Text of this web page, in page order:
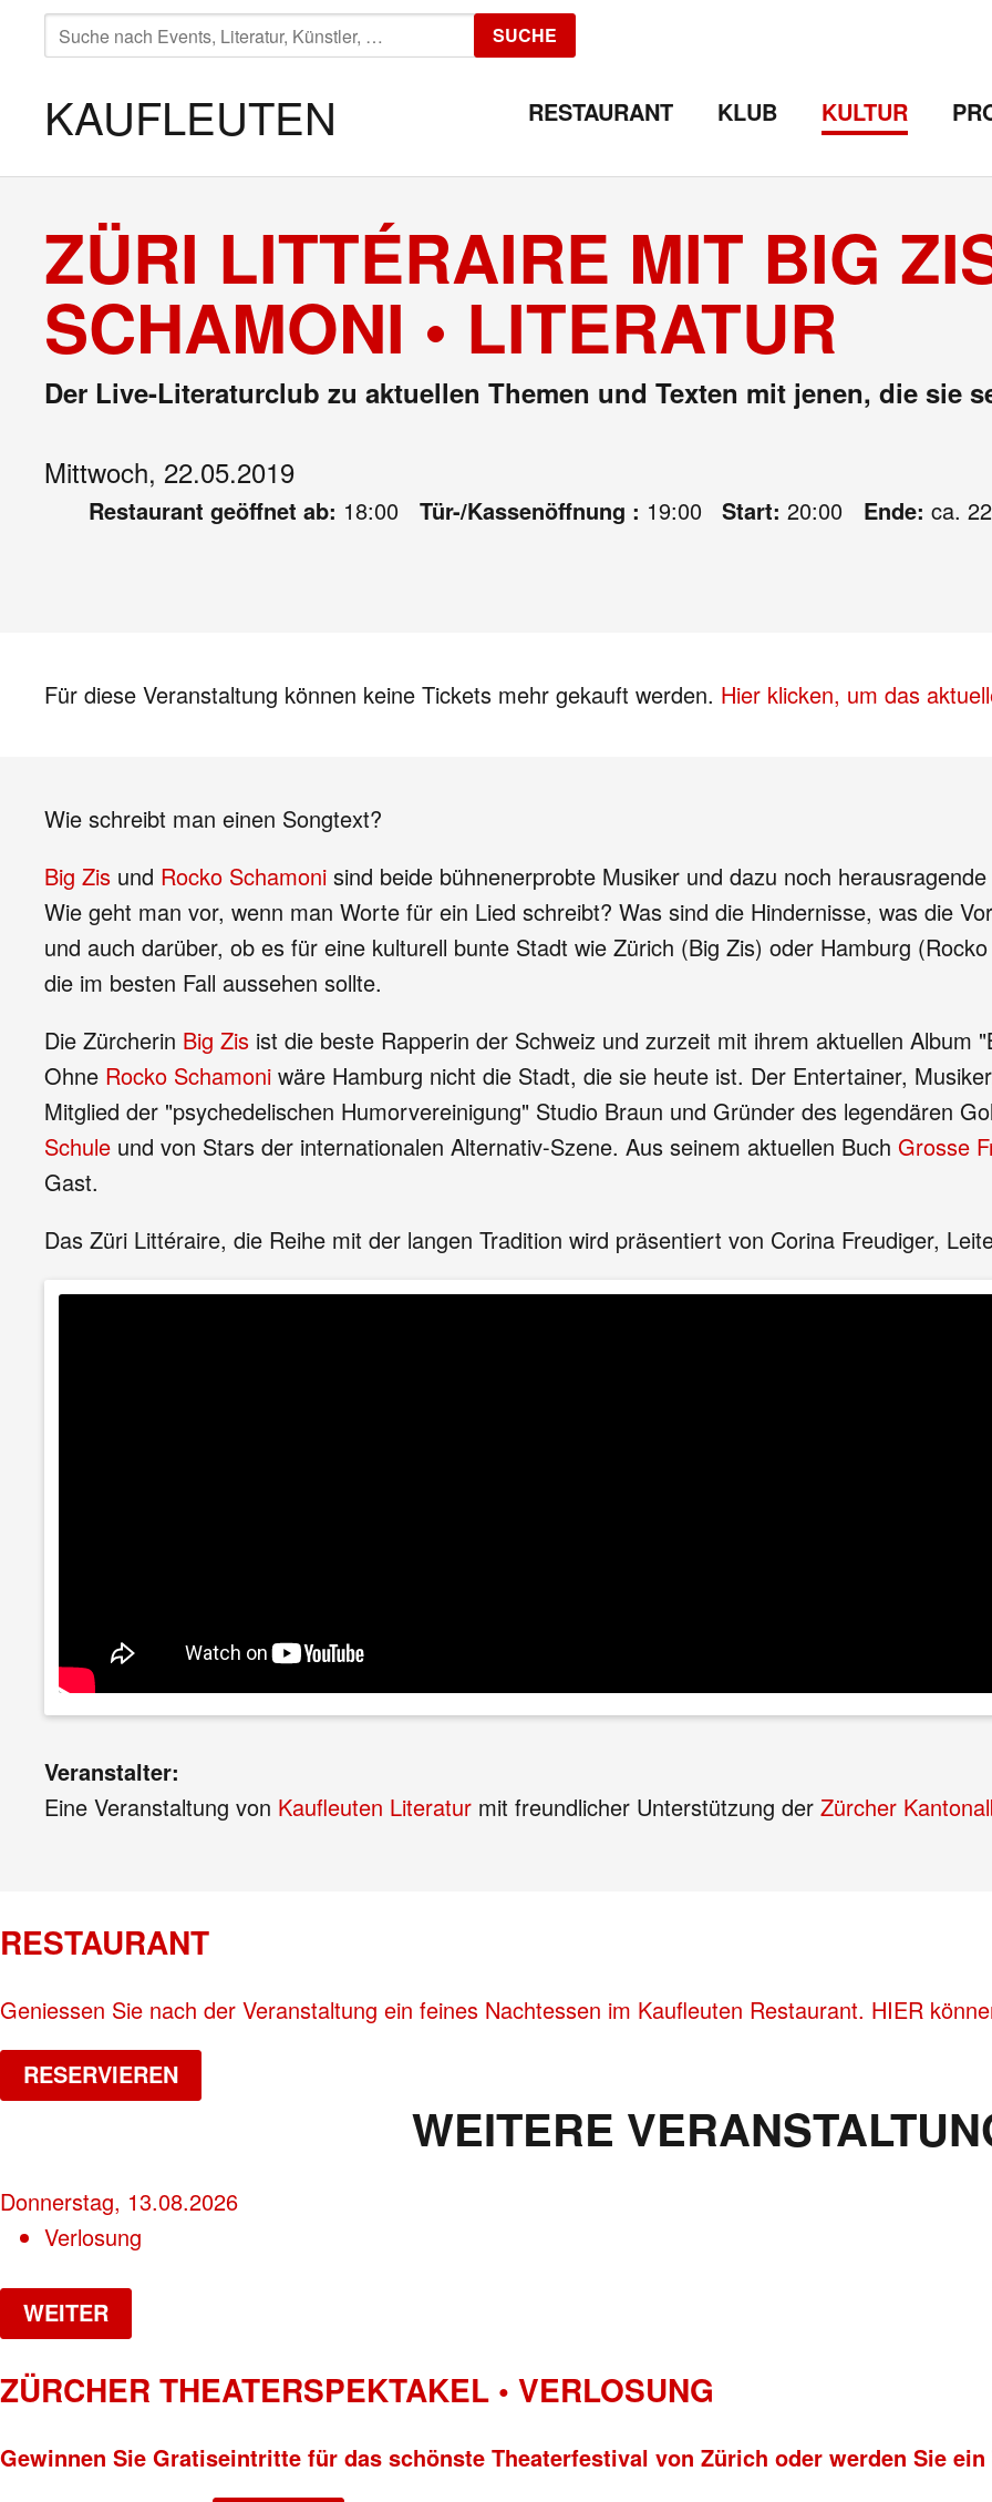
SUCHE
NACH:
SUCHE
KAUFLEUTEN RESTAURANT KLUB KULTUR
ZÜRI LITTÉRAIRE MIT BIG
SCHAMONI • LITERATUR
Der Live-Literaturclub zu aktuellen Themen und Texten mit jenen, die sie
Mittwoch, 22.05.2019
Restaurant geöffnet ab: 18:00 Tür-/Kassenöffnung : 19:00 Start: 20:00 Ende: ca.
Für diese Veranstaltung können keine Tickets mehr gekauft werden. Hier klicken, um das
Wie schreibt man einen Songtext?
Big Zis und Rocko Schamoni sind beide bühnenerprobte Musiker und dazu noch
Wie geht man vor, wenn man Worte für ein Lied schreibt? Was sind die Hindernisse, was die
und auch darüber, ob es für eine kulturell bunte Stadt wie Zürich (Big Zis) oder Hamburg
die im besten Fall aussehen sollte.
Die Zürcherin Big Zis ist die beste Rapperin der Schweiz und zurzeit mit ihrem aktuellen Album
Ohne Rocko Schamoni wäre Hamburg nicht die Stadt, die sie heute ist. Der Entertainer,
Mitglied der "psychedelischen Humorvereinigung" Studio Braun und Gründer des legendären
Schule und von Stars der internationalen Alternativ-Szene. Aus seinem aktuellen Buch Grosse
Gast.
Das Züri Littéraire, die Reihe mit der langen Tradition wird präsentiert von Corina Freudiger,
Veranstalter:
Eine Veranstaltung von Kaufleuten Literatur mit freundlicher Unterstützung der Zürcher
RESTAURANT
Geniessen Sie nach der Veranstaltung ein feines Nachtessen im Kaufleuten Restaurant. HIER
RESERVIEREN
WEITERE
Donnerstag, 13.08.2026
Verlosung
WEITER
ZÜRCHER THEATERSPEKTAKEL • VERLOSUNG
Gewinnen Sie Gratiseintritte für das schönste Theaterfestival von Zürich oder werden Sie